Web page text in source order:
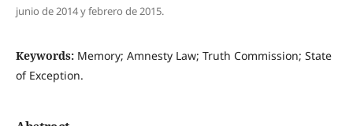
junio de 2014 y febrero de 2015.
Keywords: Memory; Amnesty Law; Truth Commission; State
of Exception.